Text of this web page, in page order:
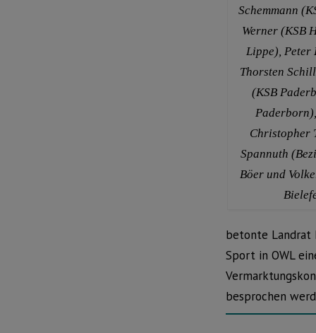
Schemmann
Werner (KSB
Lippe), Peter
Thorsten
(KSB
Christopher
Spannuth
Böer und
betonte Landrat
Sport in OWL
besprochen